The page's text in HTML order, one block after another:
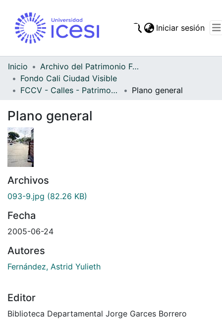
Todo DSpace
Iniciar sesión
Inicio
Archivo del Patrimonio Fotográfico y Fílmico del Valle del Cauca
Fondo Cali Ciudad Visible
FCCV - Calles - Patrimonial
Plano general
Plano general
Archivos
093-9.jpg (82.26 KB)
Fecha
2005-06-24
Autores
Fernández, Astrid Yulieth
Editor
Biblioteca Departamental Jorge Garces Borrero